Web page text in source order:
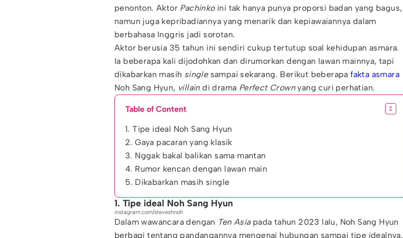
penonton. Aktor Pachinkoini tak hanya punya proporsi badan yang bagus,
namun juga kepribadiannya yang menarik dan kepiawaiannya dalam
berbahasa Inggris jadi sorotan.
Aktor berusia 35 tahun ini sendiri cukup tertutup soal kehidupan asmara.
Ia beberapa kali dijodohkan dan dirumorkan dengan lawan mainnya, tapi
dikabarkan masih single sampai sekarang. Berikut beberapafakta asmara
Noh Sang Hyun, villaindi drama Perfect Crownyang curi perhatian.
Table of Content
1. Tipe ideal Noh Sang Hyun
2. Gaya pacaran yang klasik
3. Nggak bakal balikan sama mantan
4. Rumor kencan dengan lawan main
5. Dikabarkan masih single
1. Tipe ideal Noh Sang Hyun
instagram.com/steveshnoh
Dalam wawancara dengan Ten Asiapada tahun 2023 lalu, Noh Sang Hyun
berbagi tentang pandangannya mengenai hubungan sampai tipe idealnya.